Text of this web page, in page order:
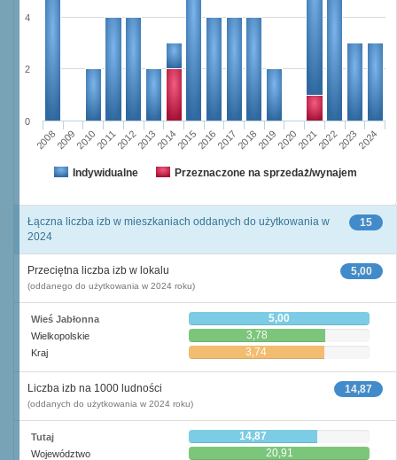
Indywidualne Przeznaczone na sprzedaż/wynajem
20082009201020112012201320142015201620172018201920202021202220232024
0
2
4
15
Łączna liczba izb w mieszkaniach oddanych do użytkowania w
2024
5,00
Przeciętna liczba izb w lokalu
(oddanego do użytkowania w 2024 roku)
Wieś Jabłonna 5,00
Wielkopolskie 3,78
Kraj 3,74
14,87
Liczba izb na 1000 ludności
(oddanych do użytkowania w 2024 roku)
Tutaj 14,87
Województwo 20,91